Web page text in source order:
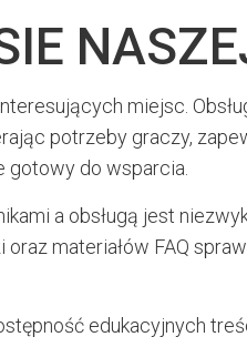
miejsc.
potrzeby graczy,
gotowy do wsparcia.
a obsługą jest
materiałów FAQ
edukacyjnych